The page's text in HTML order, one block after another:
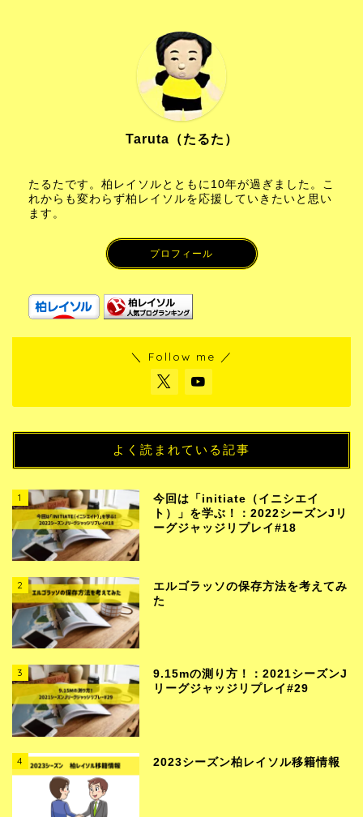
Taruta（たるた）
たるたです。柏レイソルとともに10年が過ぎました。こ
れからも変わらず柏レイソルを応援していきたいと思い
ます。
プロフィール
＼ Follow me ／
よく読まれている記事
1
今回は「initiate（イニシエイ
ト）」を学ぶ！：2022シーズンJリ
ーグジャッジリプレイ#18
2
エルゴラッソの保存方法を考えてみ
た
3
9.15mの測り方！：2021シーズンJ
リーグジャッジリプレイ#29
4 2023シーズン柏レイソル移籍情報